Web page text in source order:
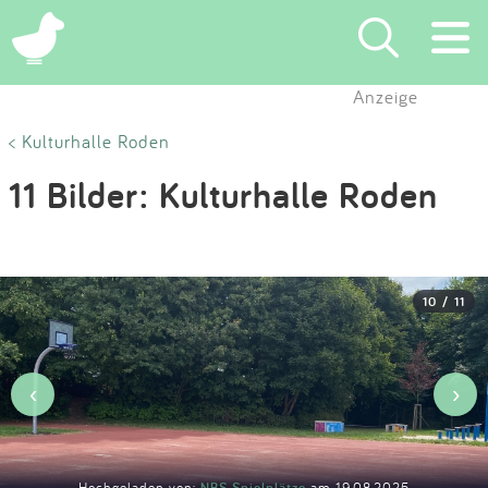
×
Eintragen
Blog
Partner
Kontakt
Anzeige
< Kulturhalle Roden
11 Bilder: Kulturhalle Roden
10 / 11
‹ ›